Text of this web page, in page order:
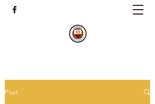
Post